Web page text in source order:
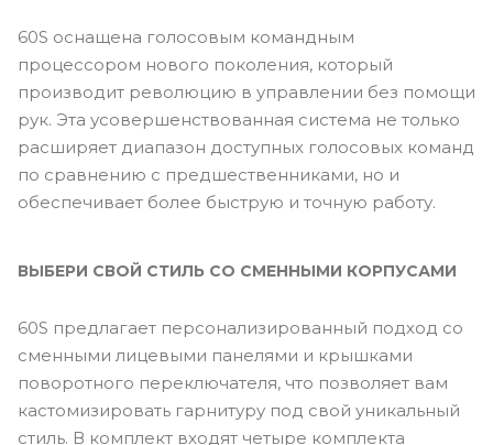
60S оснащена голосовым командным
процессором нового поколения, который
производит революцию в управлении без помощи
рук. Эта усовершенствованная система не только
расширяет диапазон доступных голосовых команд
по сравнению с предшественниками, но и
обеспечивает более быструю и точную работу.
ВЫБЕРИ СВОЙ СТИЛЬ СО СМЕННЫМИ КОРПУСАМИ
60S предлагает персонализированный подход со
сменными лицевыми панелями и крышками
поворотного переключателя, что позволяет вам
кастомизировать гарнитуру под свой уникальный
стиль. В комплект входят четыре комплекта